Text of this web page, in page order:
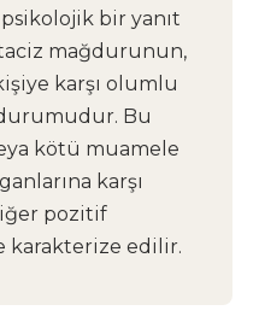
bir yanıt
mağdurunun,
karşı olumlu
Bu
kötü muamele
karşı
pozitif
karakterize edilir.